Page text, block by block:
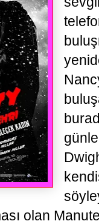
olan